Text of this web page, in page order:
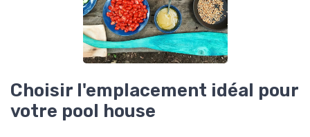
Choisir l'emplacement idéal pour
votre pool house